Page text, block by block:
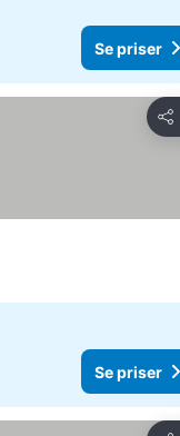
Se priser
Dela
Se priser